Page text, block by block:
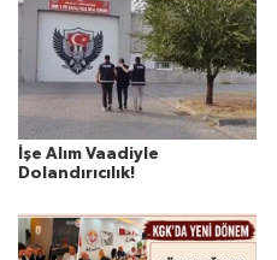
İşe Alım Vaadiyle
Dolandırıcılık!